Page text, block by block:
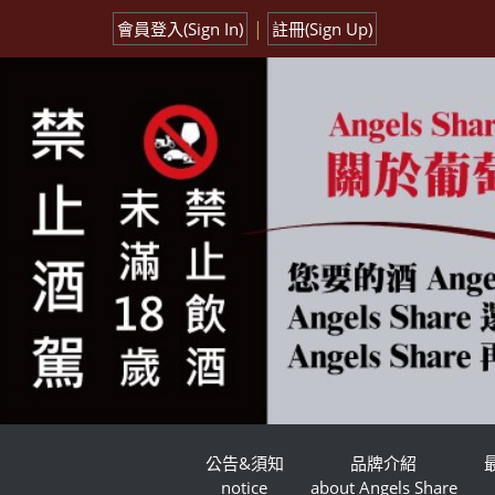
會員登入(Sign In) | 註冊(Sign Up)
公告&須知
notice
品牌介紹
about Angels Share